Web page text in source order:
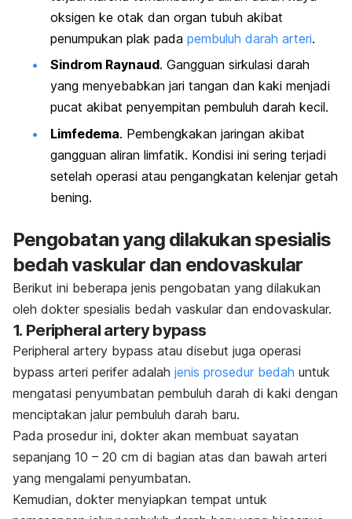
oksigen ke otak dan organ tubuh akibat
penumpukan plak pada pembuluh darah arteri.
Sindrom Raynaud. Gangguan sirkulasi darah
yang menyebabkan jari tangan dan kaki menjadi
pucat akibat penyempitan pembuluh darah kecil.
Limfedema. Pembengkakan jaringan akibat
gangguan aliran limfatik. Kondisi ini sering terjadi
setelah operasi atau pengangkatan kelenjar getah
bening.
Pengobatan yang dilakukan spesialis
bedah vaskular dan endovaskular
Berikut ini beberapa jenis pengobatan yang dilakukan
oleh dokter spesialis bedah vaskular dan endovaskular.
1. Peripheral artery bypass
Peripheral artery bypass atau disebut juga operasi
bypass arteri perifer adalah jenis prosedur bedah untuk
mengatasi penyumbatan pembuluh darah di kaki dengan
menciptakan jalur pembuluh darah baru.
Pada prosedur ini, dokter akan membuat sayatan
sepanjang 10 – 20 cm di bagian atas dan bawah arteri
yang mengalami penyumbatan.
Kemudian, dokter menyiapkan tempat untuk